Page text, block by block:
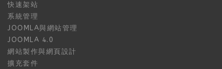
快速架站
系統管理
JOOMLA與網站管理
JOOMLA 4.0
網站製作與網頁設計
擴充套件